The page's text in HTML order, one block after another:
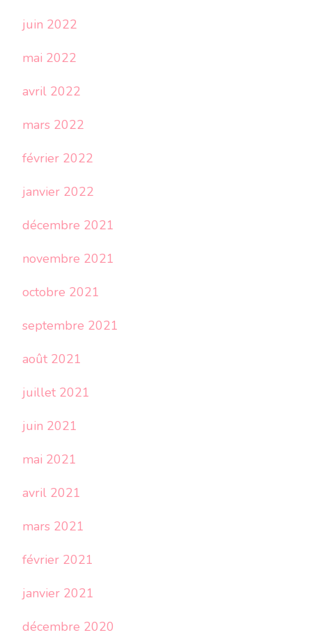
juin 2022
mai 2022
avril 2022
mars 2022
février 2022
janvier 2022
décembre 2021
novembre 2021
octobre 2021
septembre 2021
août 2021
juillet 2021
juin 2021
mai 2021
avril 2021
mars 2021
février 2021
janvier 2021
décembre 2020